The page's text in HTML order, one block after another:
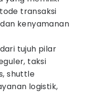
transaksi
kenyamanan
tujuh pilar
taksi
shuttle
logistik,